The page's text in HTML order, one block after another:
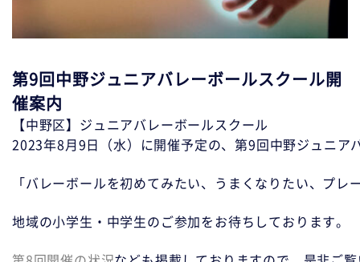
第9回中野ジュニアバレーボールスクール開
催案内
【中野区】ジュニアバレーボールスクール
2023年8月9日（水）に開催予定の、第9回中野ジュニア
「バレーボールを初めてみたい、うまくなりたい、プレ
地域の小学生・中学生のご参加をお待ちしております。